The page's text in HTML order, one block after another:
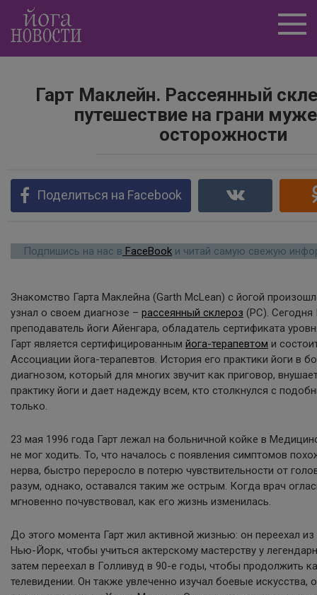
Перейти
контенту
Гарт Маклейн. Рассеянный
путешествие на грани
осторожности
Поделиться на Facebook
Подпишись на нас в FaceBook и читай самую свежую
Знакомство Гарта Маклейна (Garth McLean) с йогой
узнал о своем диагнозе – рассеянный склероз (РС). Сегодня
преподаватель йоги Айенгара, обладатель сертификата
Гарт является сертифицированным йога-терапевтом и
Ассоциации йога-терапевтов. История его практики йоги в
диагнозом, который для многих звучит как приговор,
практику йоги и дает надежду всем, кто столкнулся с
только.
23 мая 1996 года Гарт лежал на больничной койке в
не мог ходить. То, что началось с появления симптомов
нерва, быстро переросло в потерю чувствительности от
разум, однако, оставался таким же острым. Когда врач
мгновенно почувствовал, как его жизнь изменилась.
До этого момента Гарт жил активной жизнью: он переехал из
Нью-Йорк, чтобы учиться актерскому мастерству у
затем переехал в Голливуд в 90-е годы, чтобы продолжить
телевидении. Он также увлеченно изучал боевые искусства,